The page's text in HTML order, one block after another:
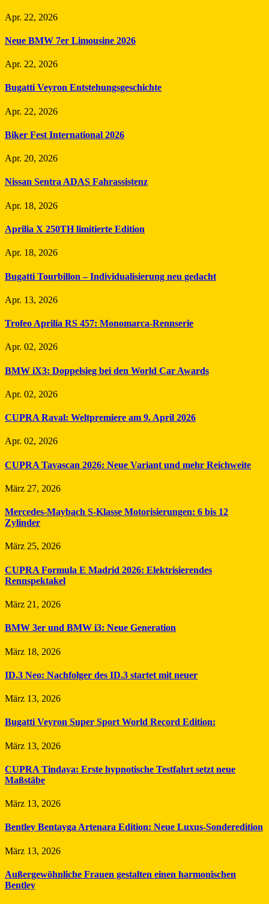
Apr. 22, 2026
Neue BMW 7er Limousine 2026
Apr. 22, 2026
Bugatti Veyron Entstehungsgeschichte
Apr. 22, 2026
Biker Fest International 2026
Apr. 20, 2026
Nissan Sentra ADAS Fahrassistenz
Apr. 18, 2026
Aprilia X 250TH limitierte Edition
Apr. 18, 2026
Bugatti Tourbillon – Individualisierung neu gedacht
Apr. 13, 2026
Trofeo Aprilia RS 457: Monomarca-Rennserie
Apr. 02, 2026
BMW iX3: Doppelsieg bei den World Car Awards
Apr. 02, 2026
CUPRA Raval: Weltpremiere am 9. April 2026
Apr. 02, 2026
CUPRA Tavascan 2026: Neue Variant und mehr Reichweite
März 27, 2026
Mercedes-Maybach S-Klasse Motorisierungen: 6 bis 12
Zylinder
März 25, 2026
CUPRA Formula E Madrid 2026: Elektrisierendes
Rennspektakel
März 21, 2026
BMW 3er und BMW i3: Neue Generation
März 18, 2026
ID.3 Neo: Nachfolger des ID.3 startet mit neuer
März 13, 2026
Bugatti Veyron Super Sport World Record Edition:
März 13, 2026
CUPRA Tindaya: Erste hypnotische Testfahrt setzt neue
Maßstäbe
März 13, 2026
Bentley Bentayga Artenara Edition: Neue Luxus-Sonderedition
März 13, 2026
Außergewöhnliche Frauen gestalten einen harmonischen
Bentley